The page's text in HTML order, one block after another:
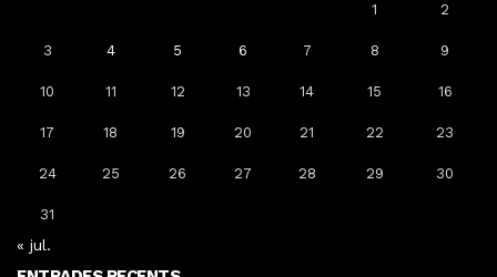
1 2
3 4 5 6 7 8 9
10 11 12 13 14 15 16
17 18 19 20 21 22 23
24 25 26 27 28 29 30
31
« jul.